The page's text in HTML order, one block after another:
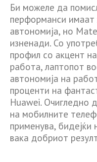
Би можеле да
перформанси имаат
автономија, но
изненади. Со
профил со акцент
работа, лаптопот
автономија на
проценти на
Huawei. Очигледно
на мобилните
применува, бидејќи
вака добриот